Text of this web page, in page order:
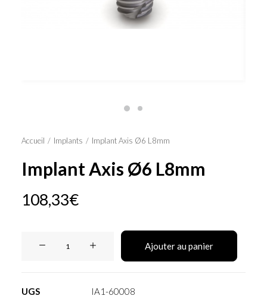
Recherche
Accueil Implants Implant Axis Ø6 L8mm
Implant Axis Ø6 L8mm
108,33€
Ajouter au panier
UGS
IA1-60008